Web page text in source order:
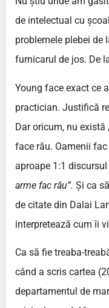
de intelectual cu
problemele plebei de
furnicarul de jos. De
Young face exact ce
practician. Justifică
Dar oricum, nu există
face rău. Oamenii
aproape 1:1 discursul
arme fac rău”. Și ca
de citate din Dalai
interpretează cum îi
Ca să fie treaba-
când a scris cartea
departamentul de